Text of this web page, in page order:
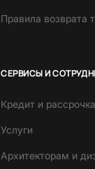
Правила возврата
СЕРВИСЫ И
Кредит и рассрочка
Услуги
Архитекторам и